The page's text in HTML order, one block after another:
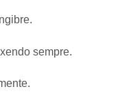
sempre.